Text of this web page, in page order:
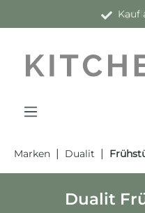
Kauf
Marken | Dualit |
Dualit